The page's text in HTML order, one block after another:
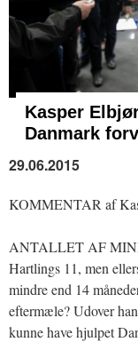
Kasper
Danmark
29.06.2015
KOMMENTAR af
ANTALLET AF
Hartlings 11, men
mindre end 14
eftermæle? Udover
kunne have hjulpet